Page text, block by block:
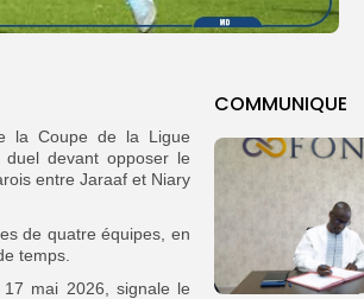
COMMUNIQUE
la Coupe de la Ligue
duel devant opposer le
entre Jaraaf et Niary
de quatre équipes, en
temps.
mai 2026, signale le